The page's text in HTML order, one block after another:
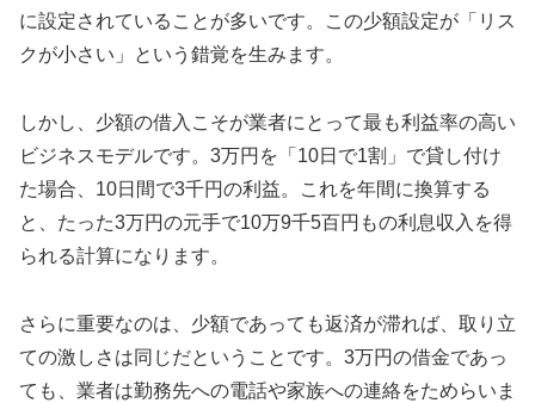
に設定されていることが多いです。この少額設定が「リス
クが小さい」という錯覚を生みます。
しかし、少額の借入こそが業者にとって最も利益率の高い
ビジネスモデルです。3万円を「10日で1割」で貸し付け
た場合、10日間で3千円の利益。これを年間に換算する
と、たった3万円の元手で10万9千5百円もの利息収入を得
られる計算になります。
さらに重要なのは、少額であっても返済が滞れば、取り立
ての激しさは同じだということです。3万円の借金であっ
ても、業者は勤務先への電話や家族への連絡をためらいま